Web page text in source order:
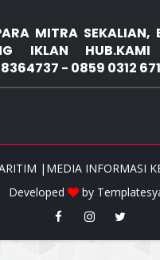
MITRA SEKALIAN,
IKLAN
- 0859 0312
|MEDIA INFORMASI
Developed
by